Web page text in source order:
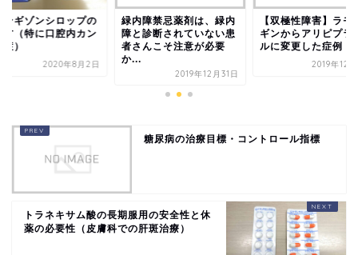
ンギゾンシロップの
方（特に口腔内カン
）
2020年8月2日
緑内障禁忌薬剤は、緑内
障と診断されていない患
者さんこそ注意が必要
か...
2019年12月31日
【双極性障害】ラモ
ギンからアリピプラ
ルに変更した症例
2019年12
糖尿病の治療目標・コントロール指標
トラネキサム酸の長期服用の安全性と休
薬の必要性（皮膚科での肝斑治療）